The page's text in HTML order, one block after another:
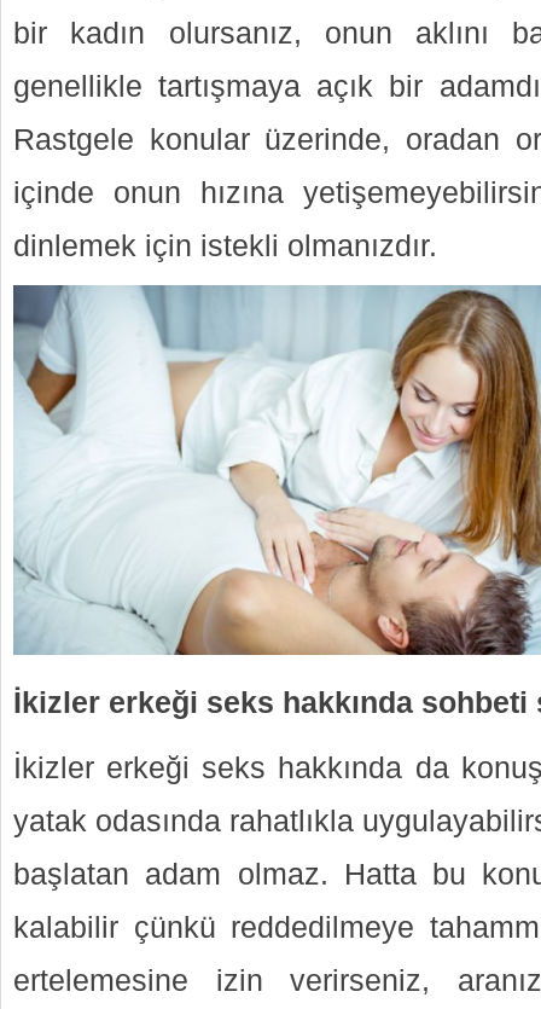
bir kadın olursanız, onun aklını
genellikle tartışmaya açık bir
Rastgele konular üzerinde, oradan
içinde onun hızına
dinlemek için istekli olmanızdır.
İkizler erkeği seks hakkında sohbeti
İkizler erkeği seks hakkında da
yatak odasında rahatlıkla
başlatan adam olmaz. Hatta bu
kalabilir çünkü reddedilmeye
ertelemesine izin verirseniz,